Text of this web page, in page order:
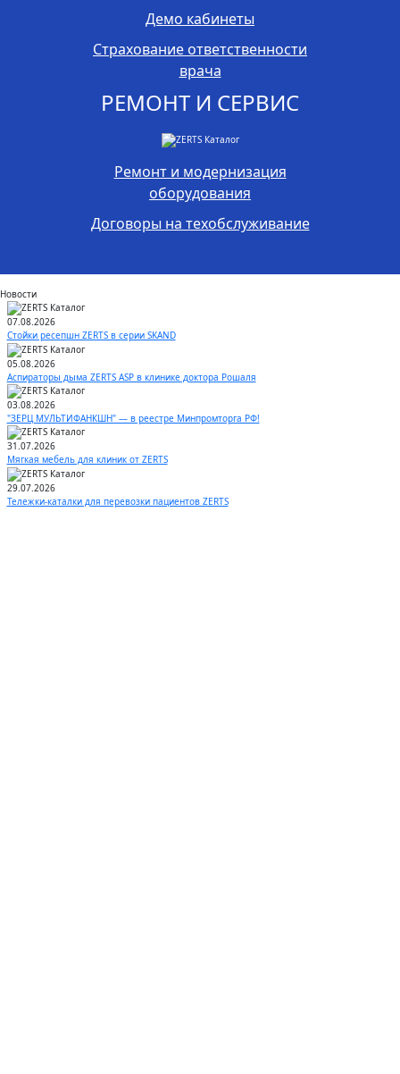
Демо кабинеты
Страхование ответственности
врача
РЕМОНТ И СЕРВИС
Ремонт и модернизация
оборудования
Договоры на техобслуживание
Новости
07.08.2026
Стойки ресепшн ZERTS в серии SKAND
05.08.2026
Аспираторы дыма ZERTS ASP в клинике доктора Рошаля
03.08.2026
"ЗЕРЦ МУЛЬТИФАНКШН" — в реестре Минпромторга РФ!
31.07.2026
Мягкая мебель для клиник от ZERTS
29.07.2026
Тележки-каталки для перевозки пациентов ZERTS